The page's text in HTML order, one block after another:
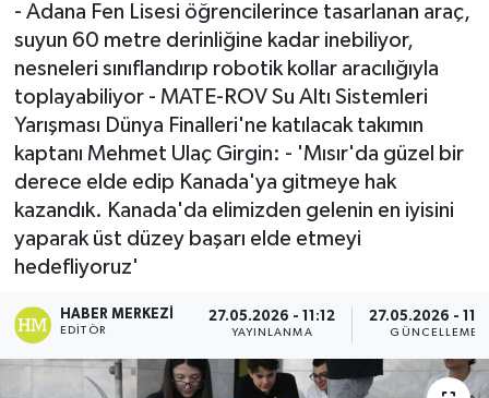
- Adana Fen Lisesi öğrencilerince tasarlanan araç,
suyun 60 metre derinliğine kadar inebiliyor,
nesneleri sınıflandırıp robotik kollar aracılığıyla
toplayabiliyor - MATE-ROV Su Altı Sistemleri
Yarışması Dünya Finalleri'ne katılacak takımın
kaptanı Mehmet Ulaç Girgin: - 'Mısır'da güzel bir
derece elde edip Kanada'ya gitmeye hak
kazandık. Kanada'da elimizden gelenin en iyisini
yaparak üst düzey başarı elde etmeyi
hedefliyoruz'
HABER MERKEZI
EDITÖR
27.05.2026 - 11:12
YAYINLANMA
27.05.2026 -
GÜNCELLEME